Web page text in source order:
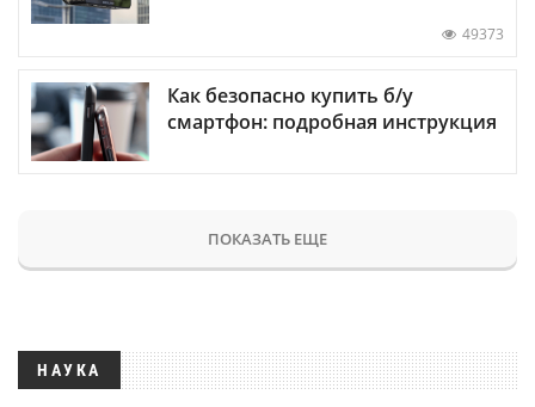
49373
Как безопасно купить б/у
смартфон: подробная инструкция
ПОКАЗАТЬ ЕЩЕ
НАУКА